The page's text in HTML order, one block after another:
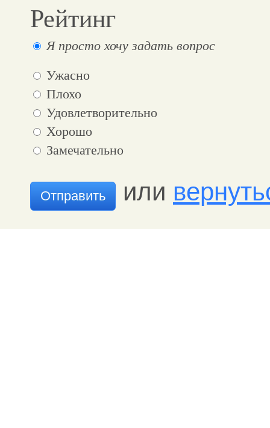
Рейтинг
Я просто хочу задать вопрос
Ужасно
Плохо
Удовлетворительно
Хорошо
Замечательно
Отправить или